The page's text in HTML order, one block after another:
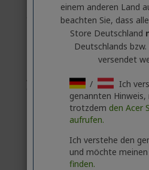
einem anderen Land
beachten Sie, dass
Store Deutschland
Deutschlands
versendet
/
Ich
genannten
trotzdem den Acer
aufrufen.
Ich verstehe den
und möchte meinen
finden.